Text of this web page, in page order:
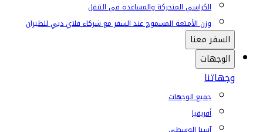
الكراسي المتحركة والمساعدة في التنقل
وزن الأمتعة المسموح عند السفر مع شركاء فلاي دبي للطيران
السفر معنا
الوجهات
وجهاتنا
جميع الوجهات
أفريقيا